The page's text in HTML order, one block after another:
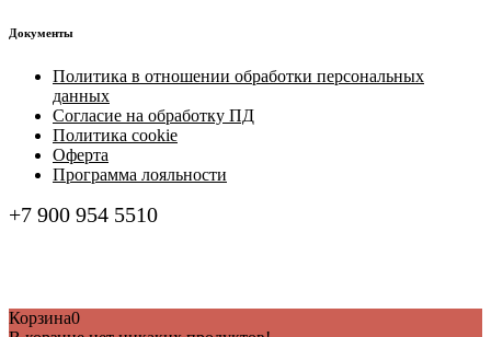
Документы
Политика в отношении обработки персональных
данных
Согласие на обработку ПД
Политика cookie
Оферта
Программа лояльности
+7 900 954 5510
Корзина0